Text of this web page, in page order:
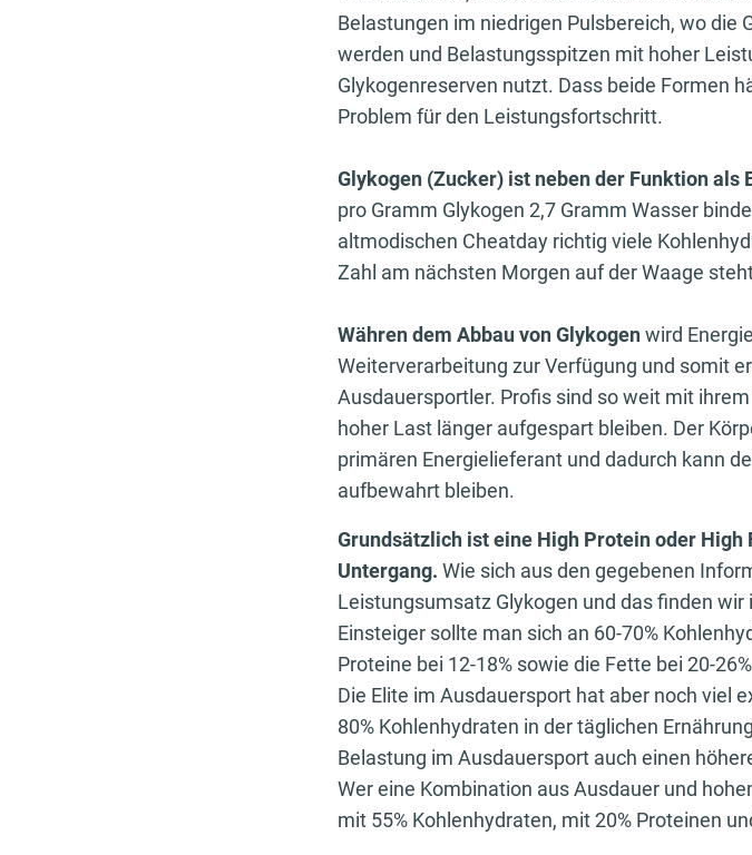
Belastungen im niedrigen Pulsbereich, wo die
werden und Belastungsspitzen mit hoher
Glykogenreserven nutzt. Dass beide Formen
Problem für den Leistungsfortschritt.
Glykogen (Zucker) ist neben der Funktion als
pro Gramm Glykogen 2,7 Gramm Wasser
altmodischen Cheatday richtig viele
Zahl am nächsten Morgen auf der Waage
Währen dem Abbau von Glykogenwird
Weiterverarbeitung zur Verfügung und somit
Ausdauersportler. Profis sind so weit mit
hoher Last länger aufgespart bleiben. Der
primären Energielieferant und dadurch kann
aufbewahrt bleiben.
Grundsätzlich ist eine High Protein oder
Untergang. Wie sich aus den gegebenen
Leistungsumsatz Glykogen und das finden
Einsteiger sollte man sich an 60-70%
Proteine bei 12-18% sowie die Fette bei 20-
Die Elite im Ausdauersport hat aber noch viel
80% Kohlenhydraten in der täglichen
Belastung im Ausdauersport auch einen
Wer eine Kombination aus Ausdauer und
mit 55% Kohlenhydraten, mit 20% Proteinen